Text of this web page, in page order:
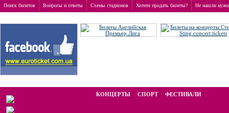
Поиск билетов Вопросы и ответы Схемы стадионов Хотите продать билеты? Не нашли
КОНЦЕРТЫ СПОРТ ФЕСТИВАЛИ